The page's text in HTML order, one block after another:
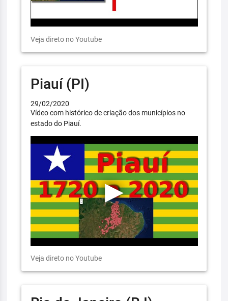
Veja direto no Youtube
Piauí (PI)
29/02/2020
Vídeo com histórico de criação dos municípios no
estado do Piauí.
Veja direto no Youtube